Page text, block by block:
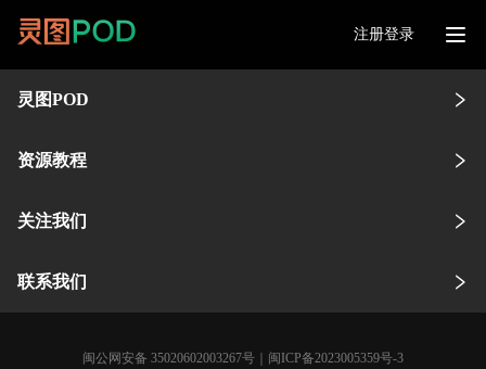
注册登录
灵图POD
资源教程
关注我们
联系我们
闽公网安备 35020602003267号
闽ICP备2023005359号-3